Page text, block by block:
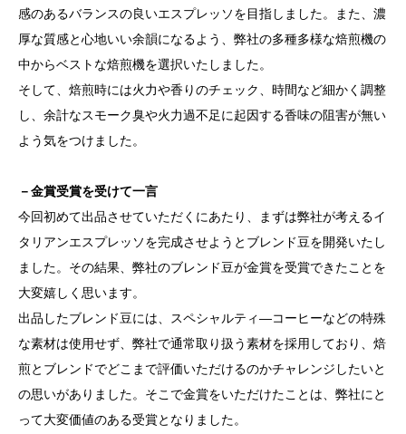
感のあるバランスの良いエスプレッソを目指しました。また、濃
厚な質感と心地いい余韻になるよう、弊社の多種多様な焙煎機の
中からベストな焙煎機を選択いたしました。
そして、焙煎時には火力や香りのチェック、時間など細かく調整
し、余計なスモーク臭や火力過不足に起因する香味の阻害が無い
よう気をつけました。
－金賞受賞を受けて一言
今回初めて出品させていただくにあたり、まずは弊社が考えるイ
タリアンエスプレッソを完成させようとブレンド豆を開発いたし
ました。その結果、弊社のブレンド豆が金賞を受賞できたことを
大変嬉しく思います。
出品したブレンド豆には、スペシャルティ―コーヒーなどの特殊
な素材は使用せず、弊社で通常取り扱う素材を採用しており、焙
煎とブレンドでどこまで評価いただけるのかチャレンジしたいと
の思いがありました。そこで金賞をいただけたことは、弊社にと
って大変価値のある受賞となりました。